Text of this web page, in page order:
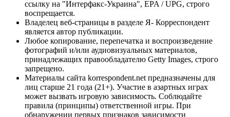
ссылку на "Интерфакс-Украина", EPA / UPG, строго
воспрещается.
Владелец веб-страницы в разделе Я- Корреспондент
является автор публикации.
Любое копирование, перепечатка и воспроизведение
фотографий и/или аудиовизуальных материалов,
принадлежащих правообладателю Getty Images, строго
запрещено.
Материалы сайта korrespondent.net предназначены для
лиц старше 21 года (21+). Участие в азартных играх
может вызвать игровую зависимость. Соблюдайте
правила (принципы) ответственной игры. При
обнаружении первых признаков зависимости